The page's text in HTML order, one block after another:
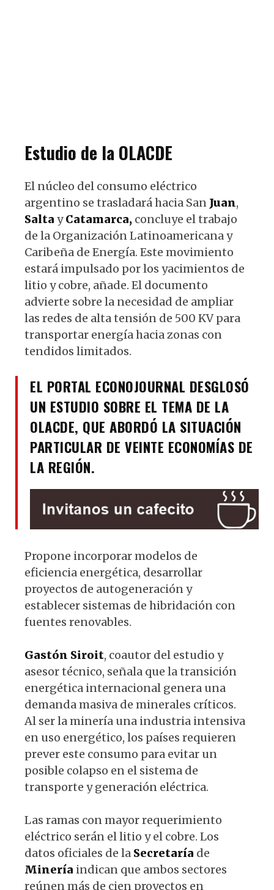
Estudio de la OLACDE
El núcleo del consumo eléctrico
argentino se trasladará hacia San Juan,
Salta yCatamarca, concluye el trabajo
de la Organización Latinoamericana y
Caribeña de Energía. Este movimiento
estará impulsado por los yacimientos de
litio y cobre, añade. El documento
advierte sobre la necesidad de ampliar
las redes de alta tensión de 500 KV para
transportar energía hacia zonas con
tendidos limitados.
EL PORTAL ECONOJOURNAL DESGLOSÓ
UN ESTUDIO SOBRE EL TEMA DE LA
OLACDE, QUE ABORDÓ LA SITUACIÓN
PARTICULAR DE VEINTE ECONOMÍAS DE
LA REGIÓN.
Propone incorporar modelos de
eficiencia energética, desarrollar
proyectos de autogeneración y
establecer sistemas de hibridación con
fuentes renovables.
Gastón Siroit, coautor del estudio y
asesor técnico, señala que la transición
energética internacional genera una
demanda masiva de minerales críticos.
Al ser la minería una industria intensiva
en uso energético, los países requieren
prever este consumo para evitar un
posible colapso en el sistema de
transporte y generación eléctrica.
Las ramas con mayor requerimiento
eléctrico serán el litio y el cobre. Los
datos oficiales de la Secretaría de
Minería indican que ambos sectores
reúnen más de cien proyectos en